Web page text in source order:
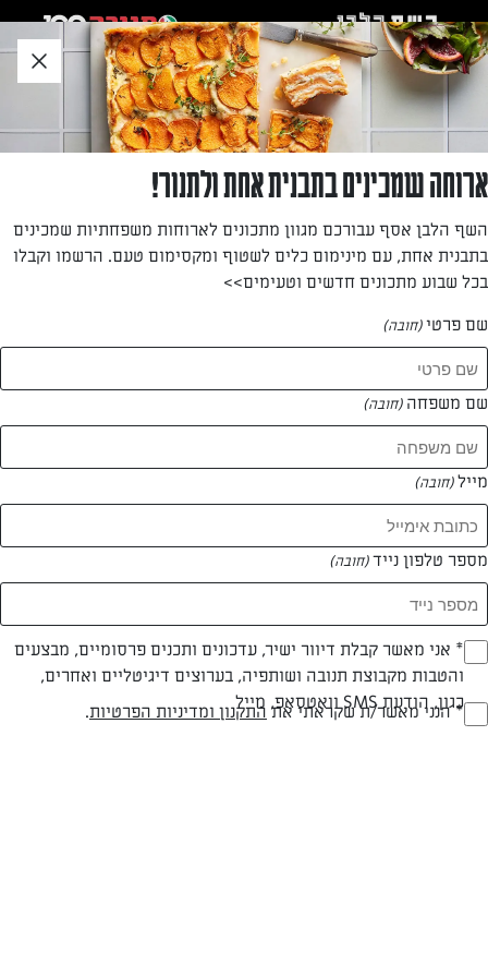
לאזור
תוכן
תחתון
דינה טטרואשוילי
—
המתכונים של דינה טטרואשוילי
0 מתכונים
המאמרים של דינה טטרואשוילי
0 מאמרים
ארוחה שמכינים בתבנית אחת ולתנור!
השף הלבן אסף עבורכם מגוון מתכונים לארוחות משפחתיות שמכינים
בתבנית אחת, עם מינימום כלים לשטוף ומקסימום טעם. הרשמו וקבלו
בכל שבוע מתכונים חדשים וטעימים>>
שם פרטי(חובה)
שם משפחה (חובה)
מייל(חובה)
מספר טלפון נייד(חובה)
(חובה)* אני מאשר קבלת דיוור ישיר, עדכונים ותכנים פרסומיים, מבצעים
והטבות מקבוצת תנובה ושותפיה, בערוצים דיגיטליים ואחרים,
כגון, הודעת SMS וואטסאפ, מייל(חובה)* הנני מאשר/ת שקראתי את התקנון ומדיניות הפרטיות.